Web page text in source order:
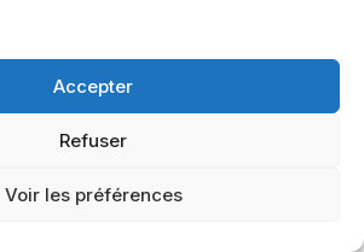
Accepter
Refuser
Voir les préférences
Mentions légales